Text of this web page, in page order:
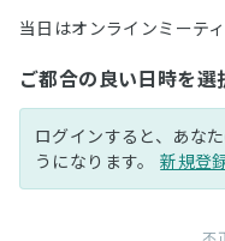
当日はオンラインミーテ
ご都合の良い日時を選
ログインすると、あな
うになります。新規登